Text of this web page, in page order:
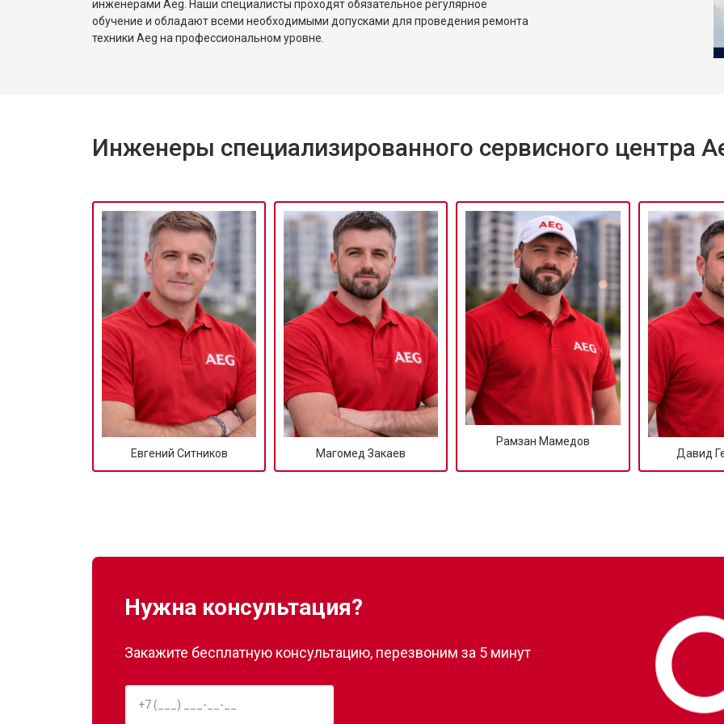
инженерами Aeg. Наши специалисты проходят обязательное регулярное
обучение и обладают всеми необходимыми допусками для проведения ремонта
техники Aeg на профессиональном уровне.
Инженеры специализированного сервисного центра
Евгений Ситников Магомед Закаев
Рамзан Мамедов
Давид
Нужна консультация?
Закажите бесплатную консультацию, перезвоним за 5 минут